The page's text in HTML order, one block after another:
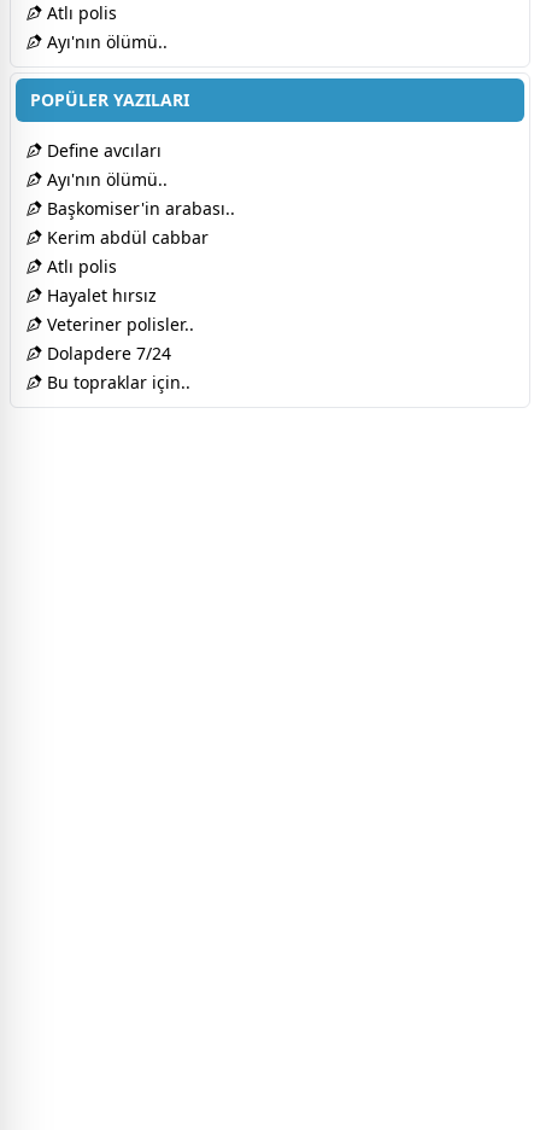
Atlı polis
Ayı'nın ölümü..
POPÜLER YAZILARI
Define avcıları
Ayı'nın ölümü..
Başkomiser'in arabası..
Kerim abdül cabbar
Atlı polis
Hayalet hırsız
Veteriner polisler..
Dolapdere 7/24
Bu topraklar için..